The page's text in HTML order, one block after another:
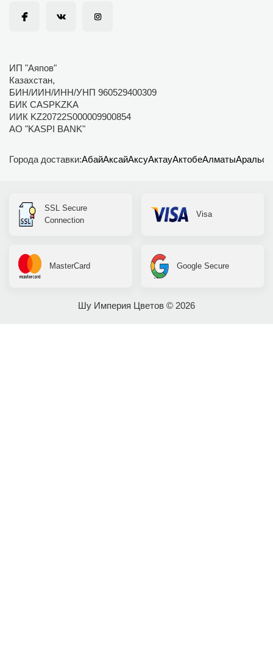
ИП "Аяпов"
Казахстан,
БИН/ИИН/ИНН/УНП 960529400309
БИК CASPKZKA
ИИК KZ20722S000009900854
АО "KASPI BANK"
Города доставки:АбайАксайАксуАктауАктобеАлматыАральск
Шу Империя Цветов © 2026
SSL Secure
Connection
Visa
MasterCard Google Secure